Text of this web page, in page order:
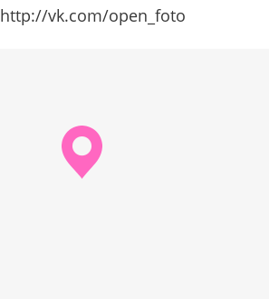
http://vk.com/open_foto